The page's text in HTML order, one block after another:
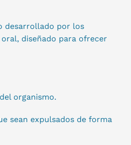
desarrollado por los
diseñado para ofrecer
organismo.
sean expulsados de forma